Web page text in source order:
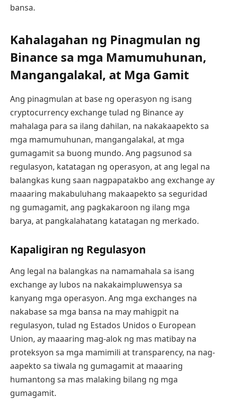
bansa.
Kahalagahan ng Pinagmulan ng
Binance sa mga Mamumuhunan,
Mangangalakal, at Mga Gamit
Ang pinagmulan at base ng operasyon ng isang
cryptocurrency exchange tulad ng Binance ay
mahalaga para sa ilang dahilan, na nakakaapekto sa
mga mamumuhunan, mangangalakal, at mga
gumagamit sa buong mundo. Ang pagsunod sa
regulasyon, katatagan ng operasyon, at ang legal na
balangkas kung saan nagpapatakbo ang exchange ay
maaaring makabuluhang makaapekto sa seguridad
ng gumagamit, ang pagkakaroon ng ilang mga
barya, at pangkalahatang katatagan ng merkado.
Kapaligiran ng Regulasyon
Ang legal na balangkas na namamahala sa isang
exchange ay lubos na nakakaimpluwensya sa
kanyang mga operasyon. Ang mga exchanges na
nakabase sa mga bansa na may mahigpit na
regulasyon, tulad ng Estados Unidos o European
Union, ay maaaring mag-alok ng mas matibay na
proteksyon sa mga mamimili at transparency, na nag-
aapekto sa tiwala ng gumagamit at maaaring
humantong sa mas malaking bilang ng mga
gumagamit.